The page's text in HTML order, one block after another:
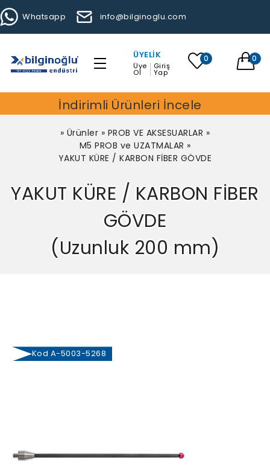
Whatsapp info@bilginoglu.com
ÜYELIK
Üye
Ol
Giriş
Yap
0 0
İndirimli Ürünleri İncele
» Ürünler » PROB VE AKSESUARLAR »
M5 PROB ve UZATMALAR »
YAKUT KÜRE / KARBON FİBER GÖVDE
YAKUT KÜRE / KARBON FİBER
GÖVDE
(Uzunluk 200 mm)
Kod A-5003-5268